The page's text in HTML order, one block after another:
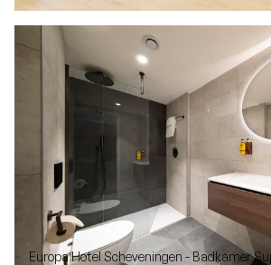
Europa Hotel Scheveningen - Badkamer